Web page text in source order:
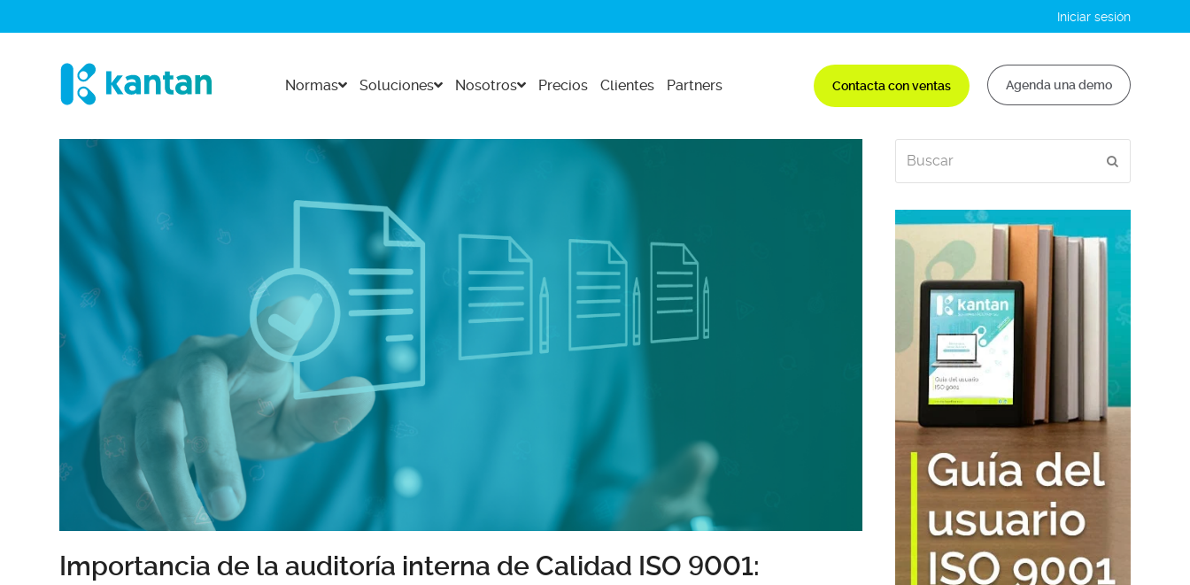
Iniciar sesión
Normas Soluciones Nosotros Precios Clientes Partners Contacta con ventas Agenda una demo
Importancia de la auditoría interna de Calidad ISO 9001: